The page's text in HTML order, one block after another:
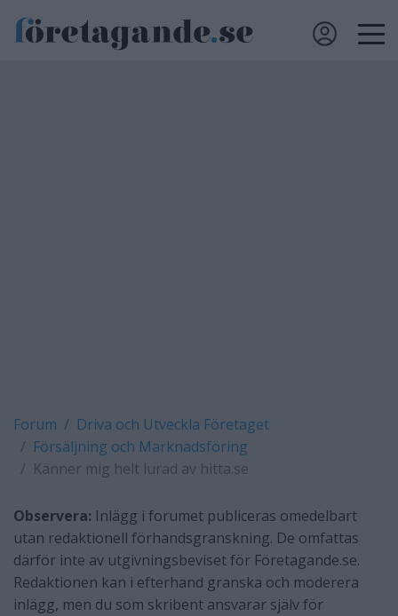
Forum
Driva och Utveckla Företaget
Försäljning och Marknadsföring
Känner mig helt lurad av hitta.se
Observera: Inlägg i forumet publiceras omedelbart
utan redaktionell förhandsgranskning. De omfattas
därför inte av utgivningsbeviset för Företagande.se.
Redaktionen kan i efterhand granska och moderera
inlägg, men du som skribent ansvarar själv för